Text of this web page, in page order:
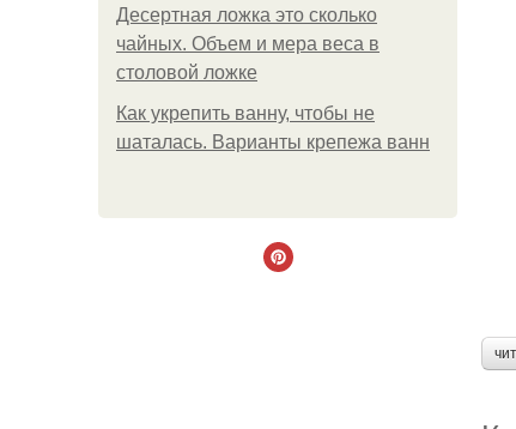
Десертная ложка это сколько
чайных. Объем и мера веса в
столовой ложке
Как укрепить ванну, чтобы не
шаталась. Варианты крепежа ванн